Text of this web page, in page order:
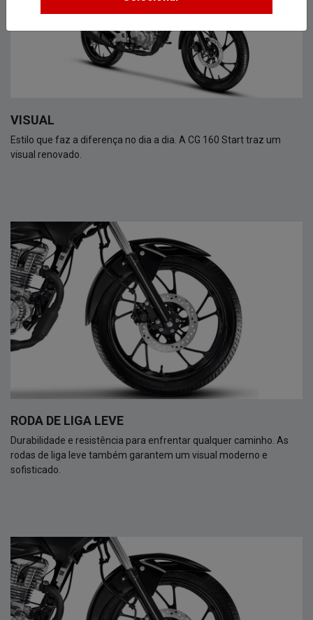
VISUAL
Estilo que faz a diferença no dia a dia. A CG 160 Start traz um
visual renovado.
RODA DE LIGA LEVE
Durabilidade e resistência para enfrentar qualquer caminho. As
rodas de liga leve também garantem um visual moderno e
sofisticado.